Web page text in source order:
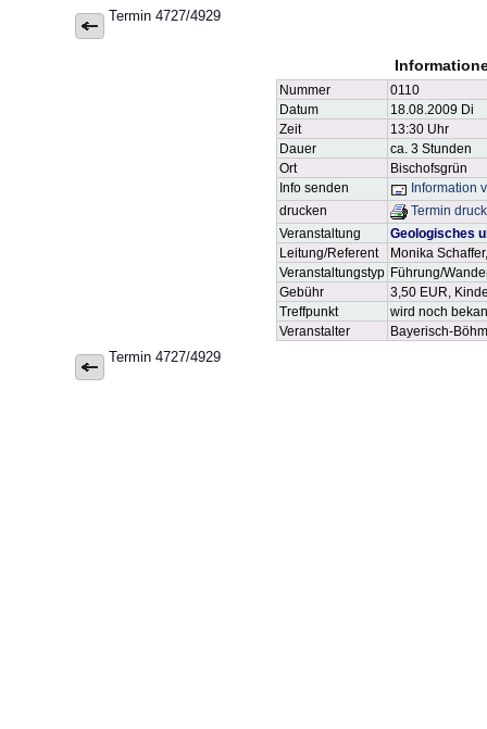
Termin 4727/4929
Nummer
0110
Datum
18.08.2009 Di
Zeit
13:30 Uhr
Dauer
ca. 3 Stunden
Ort
Bischofsgrün
Info senden
Information
drucken
Termin
Veranstaltung
Geologisches
Leitung/Referent
Monika
Veranstaltungstyp Führung/
Gebühr
3,50 EUR,
Treffpunkt
wird noch
Veranstalter
Bayerisch-
Termin 4727/4929